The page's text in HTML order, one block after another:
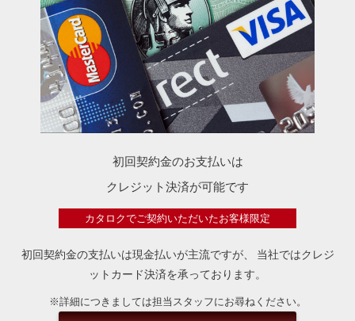
初回契約金のお支払いは
クレジット決済が可能です
カタロクでご契約いただいたお客様限定
初回契約金の支払いは現金払いが主流ですが、
当社ではクレジ
ットカード決済を承っております。
※詳細につきましては担当スタッフにお尋ねください。